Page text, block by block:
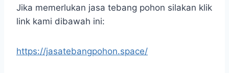
Jika memerlukan jasa tebang pohon silakan klik
link kami dibawah ini:
https://jasatebangpohon.space/